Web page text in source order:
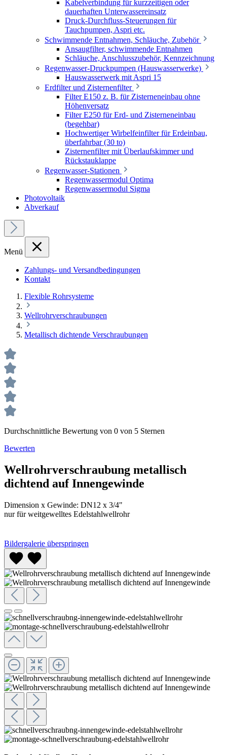
Kabelverbindung für kurzzeitigen oder
dauerhaften Unterwassereinsatz
Druck-Durchfluss-Steuerungen für
Tauchpumpen, Aspri etc.
Schwimmende Entnahmen, Schläuche, Zubehör
Ansaugfilter, schwimmende Entnahmen
Schläuche, Anschlusszubehör, Kennzeichnung
Regenwasser-Druckpumpen (Hauswasserwerke)
Hauswasserwerk mit Aspri 15
Erdfilter und Zisternenfilter
Filter E150 z. B. für Zisterneneinbau ohne
Höhenversatz
Filter E250 für Erd- und Zisterneneinbau
(begehbar)
Hochwertiger Wirbelfeinfilter für Erdeinbau,
überfahrbar (30 to)
Zisternenfilter mit Überlaufskimmer und
Rückstauklappe
Regenwasser-Stationen
Regenwassermodul Optima
Regenwassermodul Sigma
Photovoltaik
Abverkauf
Menü
Zahlungs- und Versandbedingungen
Kontakt
Flexible Rohrsysteme
Wellrohrverschraubungen
Metallisch dichtende Verschraubungen
Durchschnittliche Bewertung von 0 von 5 Sternen
Bewerten
Wellrohrverschraubung metallisch
dichtend auf Innengewinde
Dimension x Gewinde: DN12 x 3/4"
nur für weitgewelltes Edelstahlwellrohr
Bildergalerie überspringen